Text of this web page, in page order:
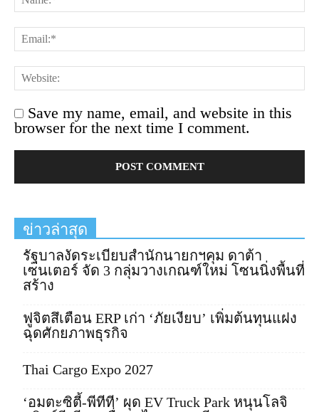
Save my name, email, and website in this
browser for the next time I comment.
ข่าวล่าสุด
รัฐบาลงัดระเบียบสำนักนายกฯคุม ดาต้า
เซนเตอร์ จัด 3 กลุ่มวางเกณฑ์ใหม่ โซนนิ่งพื้นที่
สร้าง
ฟูจิตสึเตือน ERP เก่า ‘ภัยเงียบ’ เพิ่มต้นทุนแฝง
ฉุดศักยภาพธุรกิจ
Thai Cargo Expo 2027
‘อมตะซิตี้-พีทีที’ ผุด EV Truck Park หนุนโลจิ